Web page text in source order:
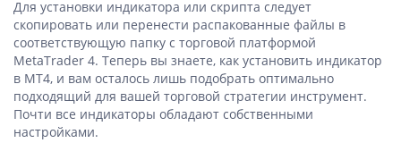
Для установки индикатора или скрипта следует
скопировать или перенести распакованные файлы в
соответствующую папку с торговой платформой
MetaTrader 4. Теперь вы знаете, как установить индикатор
в МТ4, и вам осталось лишь подобрать оптимально
подходящий для вашей торговой стратегии инструмент.
Почти все индикаторы обладают собственными
настройками.